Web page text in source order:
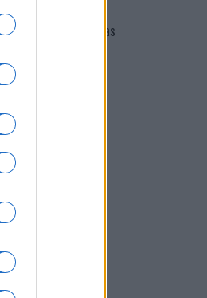
Giovannimaria Cabras